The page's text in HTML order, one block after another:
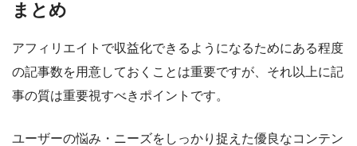
まとめ
アフィリエイトで収益化できるようになるためにある程度
の記事数を用意しておくことは重要ですが、それ以上に記
事の質は重要視すべきポイントです。
ユーザーの悩み・ニーズをしっかり捉えた優良なコンテン